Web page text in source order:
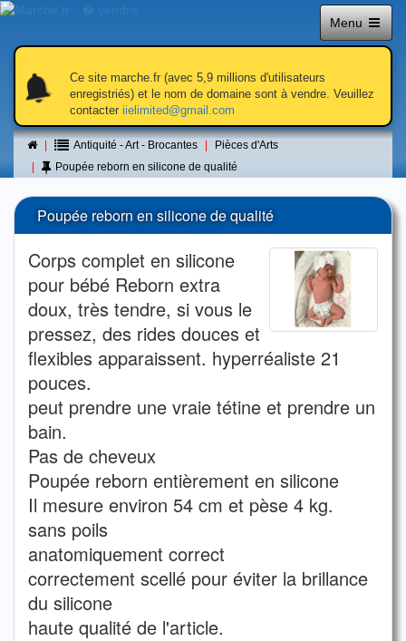
Menu
notifications
notifications
Ce site marche.fr (avec 5,9 millions d'utilisateurs
enregistriés) et le nom de domaine sont à vendre. Veuillez
contacter iielimited@gmail.com
Antiquité - Art - Brocantes
Pièces d'Arts
Poupée reborn en silicone de qualité
Petite annonce
Poupée reborn en silicone de qualité
Corps complet en silicone
pour bébé Reborn extra
doux, très tendre, si vous le
pressez, des rides douces et
flexibles apparaissent. hyperréaliste 21
pouces.
peut prendre une vraie tétine et prendre un
bain.
Pas de cheveux
Poupée reborn entièrement en silicone
Il mesure environ 54 cm et pèse 4 kg.
sans poils
anatomiquement correct
correctement scellé pour éviter la brillance
du silicone
haute qualité de l'article.